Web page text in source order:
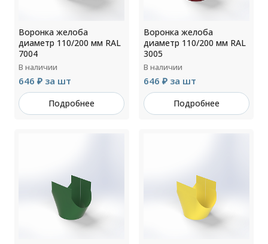
Воронка желоба
диаметр 110/200 мм RAL
7004
В наличии
646 ₽ за шт
Подробнее
Воронка желоба
диаметр 110/200 мм RAL
3005
В наличии
646 ₽ за шт
Подробнее